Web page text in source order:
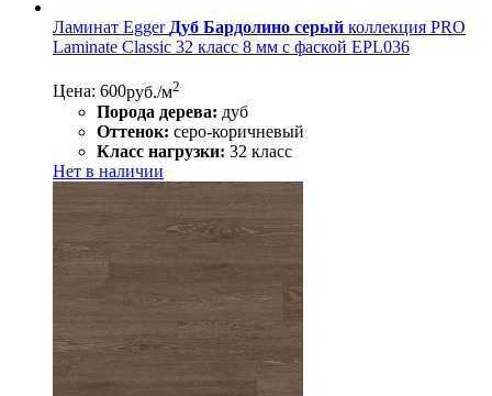
Ламинат EggerДуб Бардолино серый коллекция PRO
Laminate Classic 32 класс 8 мм с фаской EPL036
Цена: 600руб./м2
Порода дерева: дуб
Оттенок: серо-коричневый
Класс нагрузки: 32 класс
Нет в наличии